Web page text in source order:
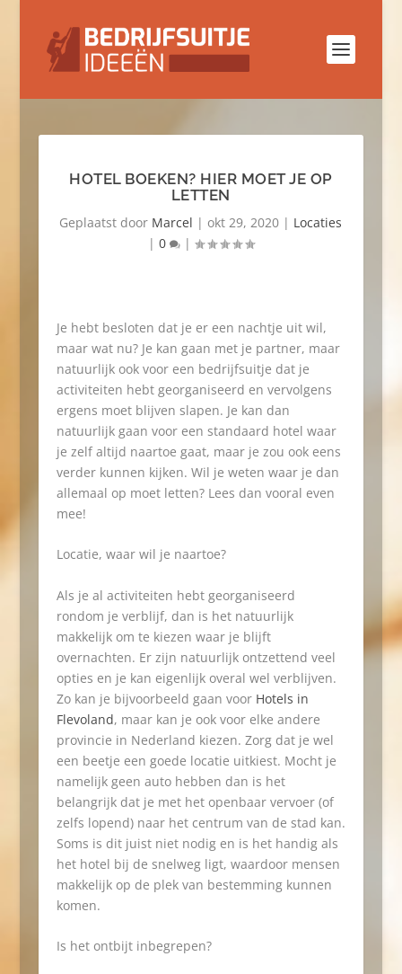
HOTEL BOEKEN? HIER MOET JE OP
LETTEN
Geplaatst door Marcel | okt 29, 2020 | Locaties
| 0 |
Je hebt besloten dat je er een nachtje uit wil,
maar wat nu? Je kan gaan met je partner, maar
natuurlijk ook voor een bedrijfsuitje dat je
activiteiten hebt georganiseerd en vervolgens
ergens moet blijven slapen. Je kan dan
natuurlijk gaan voor een standaard hotel waar
je zelf altijd naartoe gaat, maar je zou ook eens
verder kunnen kijken. Wil je weten waar je dan
allemaal op moet letten? Lees dan vooral even
mee!
Locatie, waar wil je naartoe?
Als je al activiteiten hebt georganiseerd
rondom je verblijf, dan is het natuurlijk
makkelijk om te kiezen waar je blijft
overnachten. Er zijn natuurlijk ontzettend veel
opties en je kan eigenlijk overal wel verblijven.
Zo kan je bijvoorbeeld gaan voorHotels in
Flevoland, maar kan je ook voor elke andere
provincie in Nederland kiezen. Zorg dat je wel
een beetje een goede locatie uitkiest. Mocht je
namelijk geen auto hebben dan is het
belangrijk dat je met het openbaar vervoer (of
zelfs lopend) naar het centrum van de stad kan.
Soms is dit juist niet nodig en is het handig als
het hotel bij de snelweg ligt, waardoor mensen
makkelijk op de plek van bestemming kunnen
komen.
Is het ontbijt inbegrepen?